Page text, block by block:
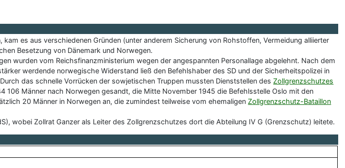
es aus verschiedenen Gründen (unter anderem Sicherung von Rohstoffen, Vermeidung alliierter
Besetzung von Dänemark und Norwegen.
wurden vom Reichsfinanzministerium wegen der angespannten Personallage abgelehnt. Nach dem
werdende norwegische Widerstand ließ den Befehlshaber des SD und der Sicherheitspolizei in
das schnelle Vorrücken der sowjetischen Truppen mussten Dienststellen desZollgrenzschutzes
Männer nach Norwegen gesandt, die Mitte November 1945 die Befehlsstelle Oslo mit den
20 Männer in Norwegen an, die zumindest teilweise vom ehemaligenZollgrenzschutz-Bataillon
wobei Zollrat Ganzer als Leiter des Zollgrenzschutzes dort die Abteilung IV G (Grenzschutz) leitete.